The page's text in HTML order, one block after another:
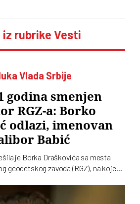
iz rubrike Vesti
Vlada Srbije
godina smenjen
RGZ-a: Borko
odlazi, imenovan
Babić
je Borka Draškovića sa mesta
geodetskog zavoda (RGZ), na kojem